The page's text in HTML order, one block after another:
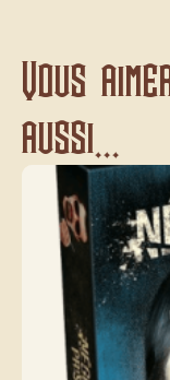
Vous
aussi...